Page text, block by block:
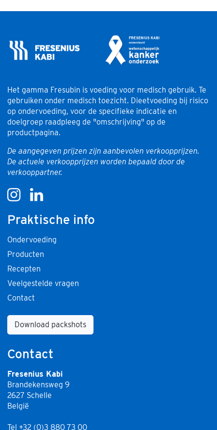
Het gamma Fresubin is voeding voor medisch gebruik. Te
gebruiken onder medisch toezicht. Dieetvoeding bij risico
op ondervoeding, voor de specifieke indicatie en
doelgroep raadpleeg de "omschrijving" op de
productpagina.
De aangegeven prijzen zijn aanbevolen verkoopprijzen.
De actuele verkoopprijzen worden bepaald door de
verkooppartner.
Contact
Fresenius Kabi
Brandekensweg 9
2627 Schelle
België
Tel +32 (0)3 880 73 00
Praktische info
Ondervoeding
Producten
Recepten
Veelgestelde vragen
Contact
Download packshots